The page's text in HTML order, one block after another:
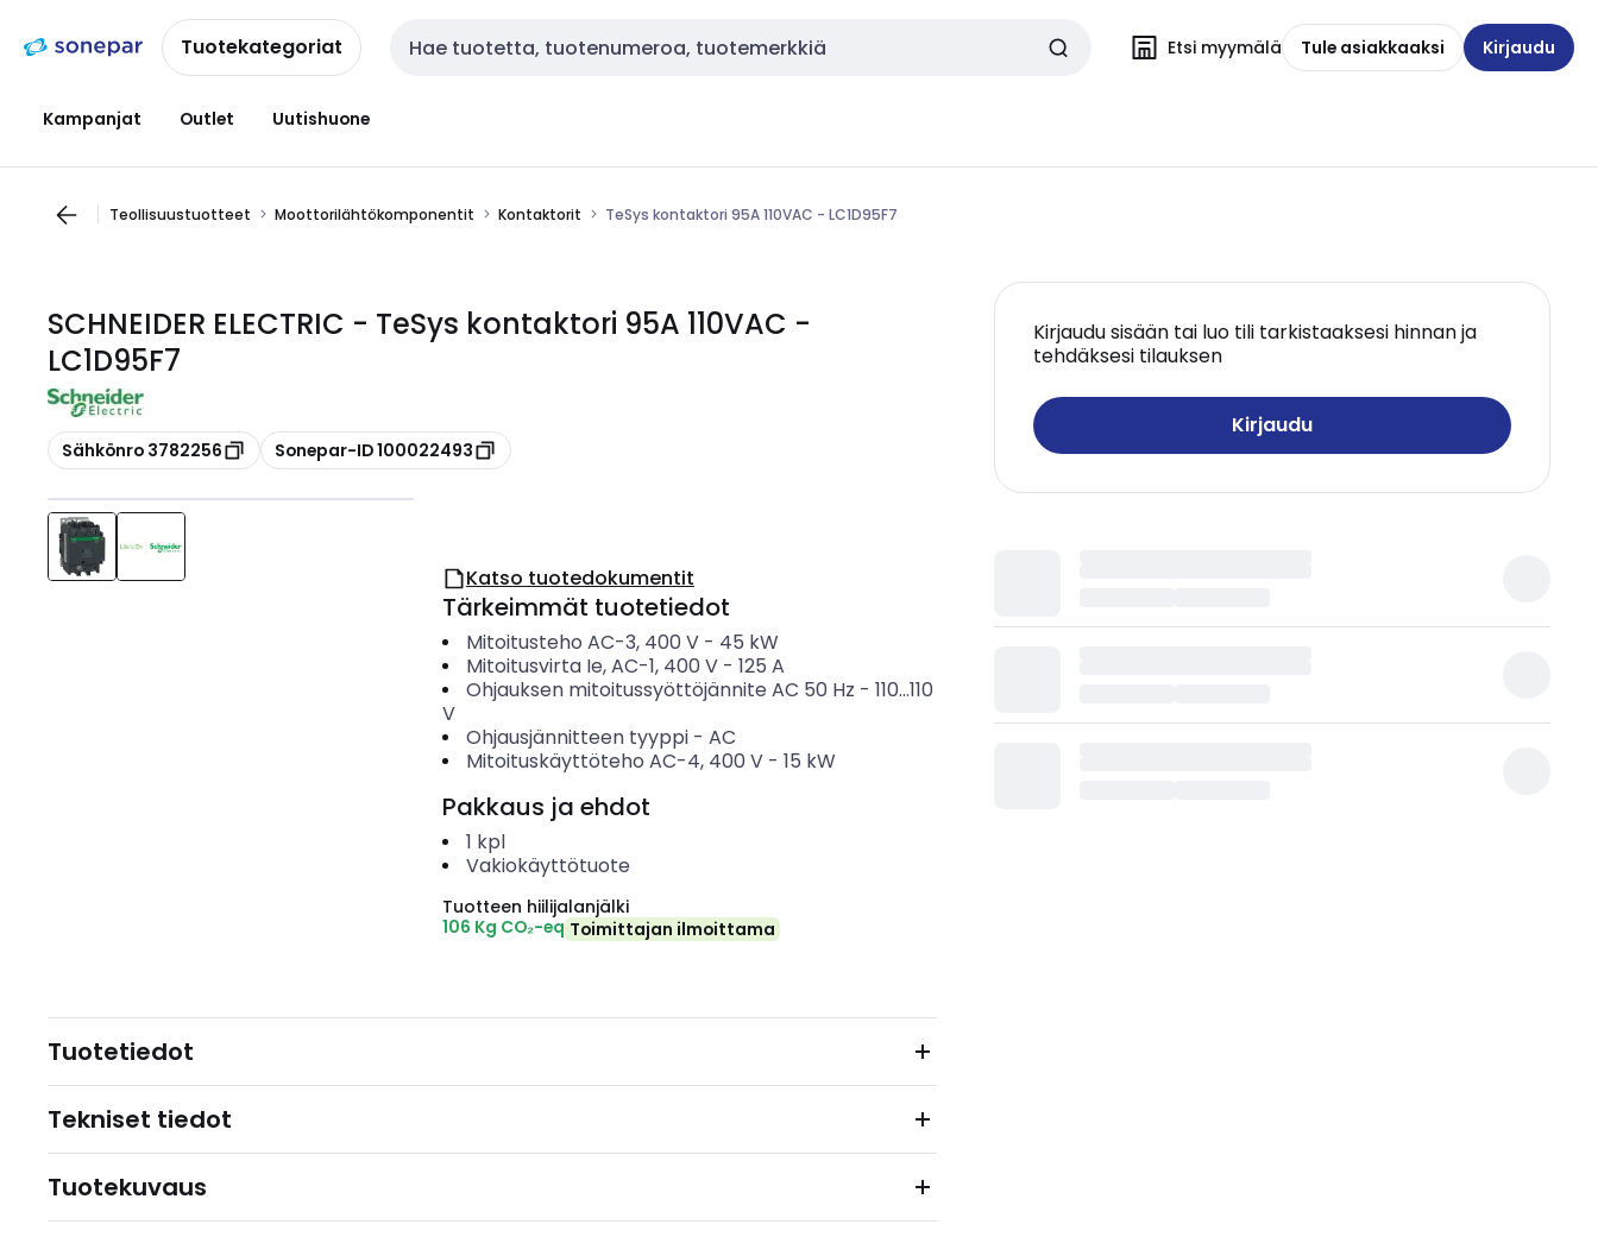
navigointiinsisältöönTuotekategoriat Haku Etsi myymälä Tule asiakkaaksi Kirjaudu
Kampanjat Outlet Uutishuone
Teollisuustuotteet Moottorilähtökomponentit Kontaktorit TeSys kontaktori 95A 110VAC - LC1D95F7
SCHNEIDER ELECTRIC - TeSys kontaktori 95A 110VAC -
LC1D95F7
Kopioi
Sähkönro 3782256 Kopioi
Sonepar-ID 100022493
Kirjaudu sisään tai luo tili tarkistaaksesi hinnan ja
tehdäksesi tilauksen
Kirjaudu
Katso tuotedokumentit
Tärkeimmät tuotetiedot
Mitoitusteho AC-3, 400 V- 45 kW
Mitoitusvirta Ie, AC-1, 400 V- 125 A
Ohjauksen mitoitussyöttöjännite AC 50 Hz - 110...110
V
Ohjausjännitteen tyyppi- AC
Mitoituskäyttöteho AC-4, 400 V- 15 kW
Pakkaus ja ehdot
1 kpl
Vakiokäyttötuote
Tuotteen hiilijalanjälki
106 Kg CO₂-eq Toimittajan ilmoittama
Tuotetiedot
Tekniset tiedot
Tuotekuvaus